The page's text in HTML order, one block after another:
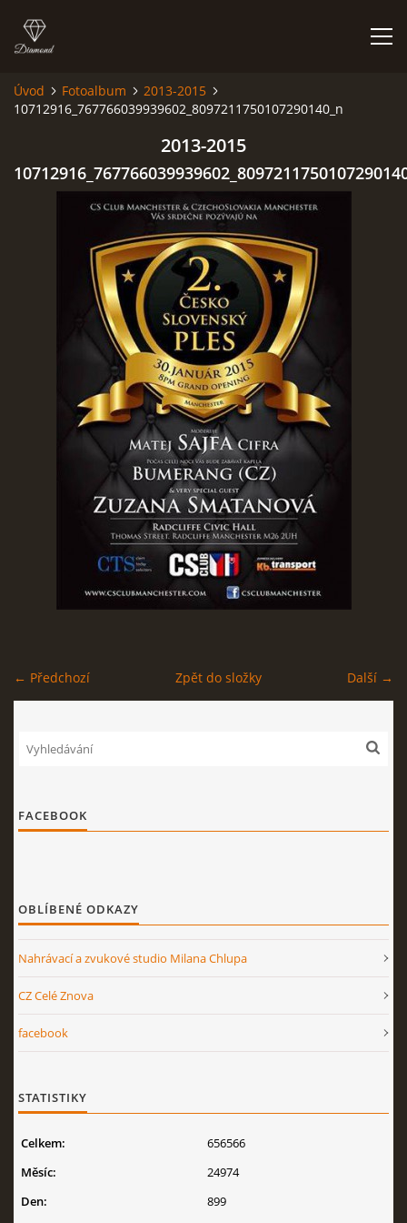
HISTORIE
AKCE
FOTOALBUM
Kapela BUMERANG
Poříčany okr. Kolín
+420 724 629 042
© 2026 eStránky.cz |Tisk|
Úvod Fotoalbum
2013-2015
10712916_767766039939602_8097211750107290140_n
2013-2015
← Předchozí Další →
Zpět do složky
FACEBOOK
OBLÍBENÉ ODKAZY
Nahrávací a zvukové studio Milana Chlupa
CZ Celé Znova
facebook
STATISTIKY
Celkem:
656566
Měsíc:
24974
Den:
899